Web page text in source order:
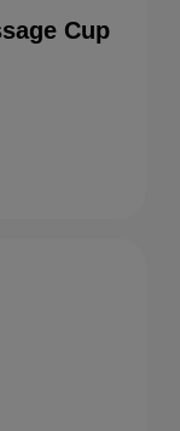
Cup